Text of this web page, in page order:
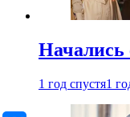
Начались
1 год спустя1